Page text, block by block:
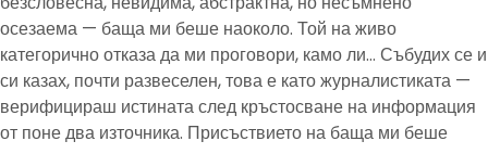
осезаема — баща ми беше наоколо. Той на живо
категорично отказа да ми проговори, камо ли… Събудих се и
си казах, почти развеселен, това е като журналистиката —
верифицираш истината след кръстосване на информация
от поне два източника. Присъствието на баща ми беше